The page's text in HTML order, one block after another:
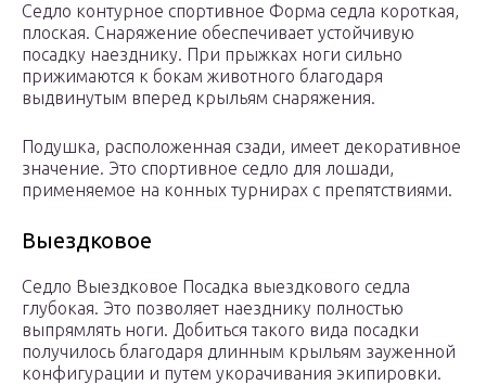
Седло контурное спортивное Форма седла короткая,
плоская. Снаряжение обеспечивает устойчивую
посадку наезднику. При прыжках ноги сильно
прижимаются к бокам животного благодаря
выдвинутым вперед крыльям снаряжения.
Подушка, расположенная сзади, имеет декоративное
значение. Это спортивное седло для лошади,
применяемое на конных турнирах с препятствиями.
Выездковое
Седло Выездковое Посадка выездкового седла
глубокая. Это позволяет наезднику полностью
выпрямлять ноги. Добиться такого вида посадки
получилось благодаря длинным крыльям зауженной
конфигурации и путем укорачивания экипировки.